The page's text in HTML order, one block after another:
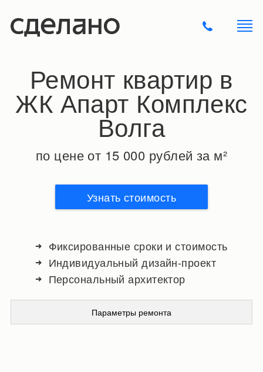
Ремонт квартир в
ЖК Апарт Комплекс
Волга
по цене от 15 000 рублей за м²
Узнать стоимость
Фиксированные сроки и стоимость
Индивидуальный дизайн-проект
Персональный архитектор
Параметры ремонта